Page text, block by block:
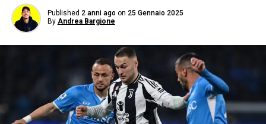
Published 2 anni ago on 25 Gennaio 2025
By Andrea Bargione